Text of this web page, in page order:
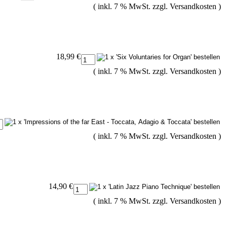
( inkl. 7 % MwSt. zzgl. Versandkosten )
18,99 €
( inkl. 7 % MwSt. zzgl. Versandkosten )
( inkl. 7 % MwSt. zzgl. Versandkosten )
14,90 €
( inkl. 7 % MwSt. zzgl. Versandkosten )